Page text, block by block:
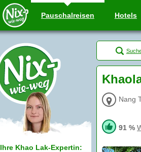
Pauschalreisen Hotels
Ihre Khao Lak-Expertin:
Nang
91 %